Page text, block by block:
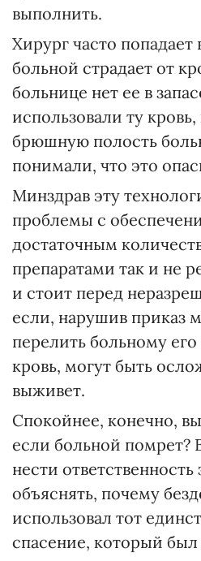
выполнить.
Хирург часто попадает
больной страдает от
больнице нет ее в
использовали ту
брюшную полость
понимали, что это
Минздрав эту
проблемы с
достаточным
препаратами так и не
и стоит перед
если, нарушив приказ
перелить больному
кровь, могут быть
выживет.
Спокойнее, конечно,
если больной помрет?
нести ответственность
объяснять, почему
использовал тот
спасение, который был